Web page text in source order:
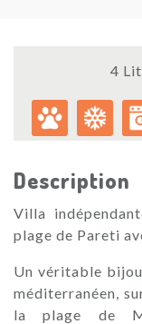
4
Description
Villa
plage de Pareti
Un véritable
méditerranéen,
la plage de